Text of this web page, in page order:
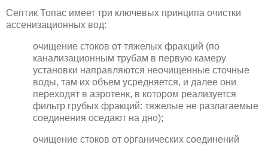
Септик Топас имеет три ключевых принципа очистки
ассенизационных вод:
очищение стоков от тяжелых фракций (по
канализационным трубам в первую камеру
установки направляются неочищенные сточные
воды, там их объем усредняется, и далее они
переходят в аэротенк, в котором реализуется
фильтр грубых фракций: тяжелые не разлагаемые
соединения оседают на дно);
очищение стоков от органических соединений